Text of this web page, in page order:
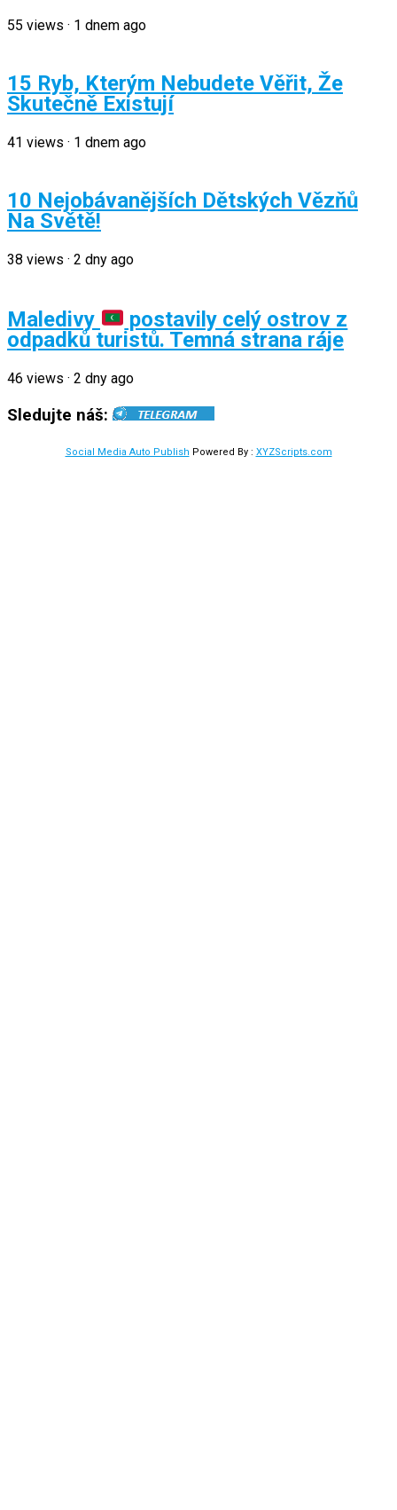
55 views · 1 dnem ago
15 Ryb, Kterým Nebudete Věřit, Že
Skutečně Existují
41 views · 1 dnem ago
10 Nejobávanějších Dětských Vězňů
Na Světě!
38 views · 2 dny ago
Maledivy
postavily celý ostrov z
odpadků turistů. Temná strana ráje
46 views · 2 dny ago
Sledujte náš:
Social Media Auto Publish Powered By : XYZScripts.com